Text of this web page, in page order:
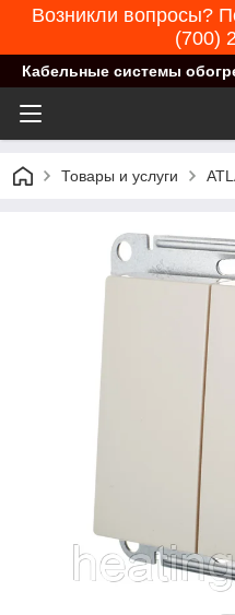
Возникли вопросы?
(700)
Кабельные системы
Товары и услуги